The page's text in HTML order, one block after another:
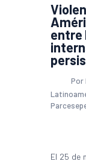
entre
Por
El 25 de